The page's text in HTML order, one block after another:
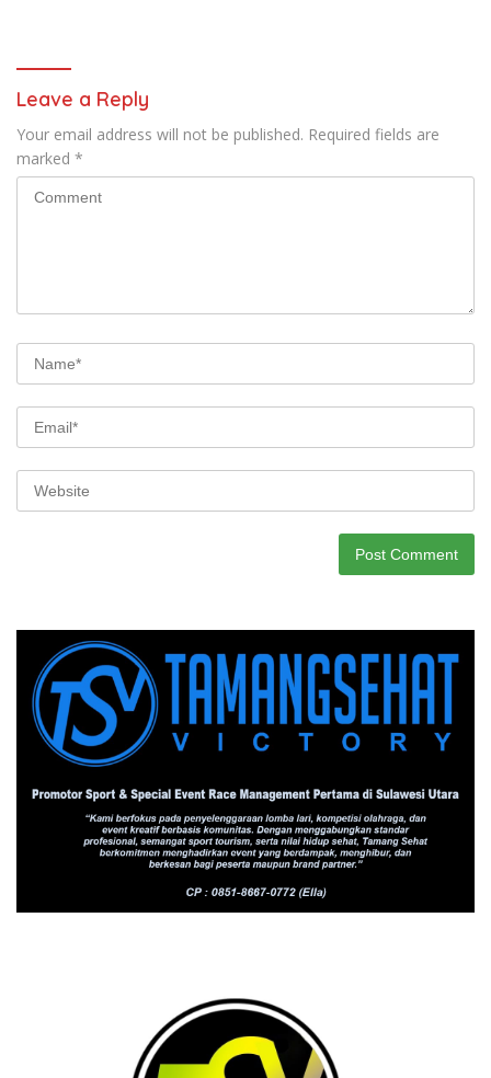
Leave a Reply
Your email address will not be published. Required fields are
marked *